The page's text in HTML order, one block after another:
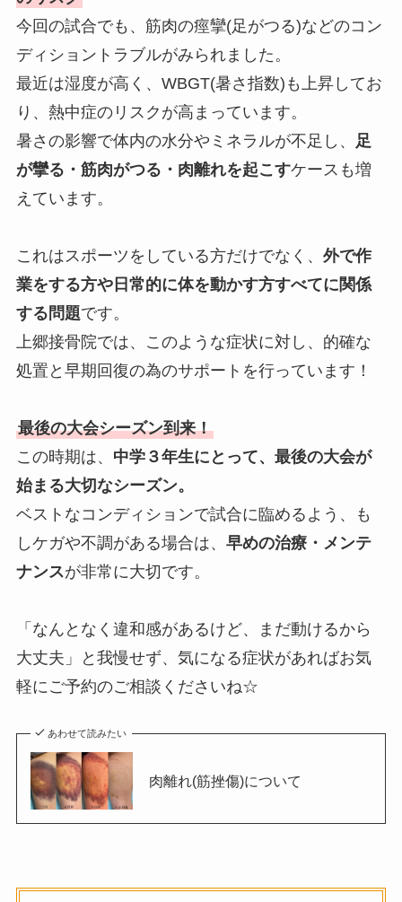
今回の試合でも、筋肉の痙攣(足がつる)などのコン
ディショントラブルがみられました。
最近は湿度が高く、WBGT(暑さ指数)も上昇してお
り、熱中症のリスクが高まっています。
暑さの影響で体内の水分やミネラルが不足し、
足
が攣る・筋肉がつる・肉離れを起こすケースも増
えています。
これはスポーツをしている方だけでなく、 外で作
業をする方や日常的に体を動かす方すべてに関係
する問題です。
上郷接骨院では、このような症状に対し、的確な
処置と早期回復の為のサポートを行っています！
最後の大会シーズン到来！
この時期は、 中学３年生にとって、最後の大会が
始まる大切なシーズン。
ベストなコンディションで試合に臨めるよう、も
しケガや不調がある場合は、 早めの治療・メンテ
ナンスが非常に大切です。
「なんとなく違和感があるけど、まだ動けるから
大丈夫」と我慢せず、気になる症状があればお気
軽にご予約のご相談くださいね☆
あわせて読みたい
肉離れ(筋挫傷)について